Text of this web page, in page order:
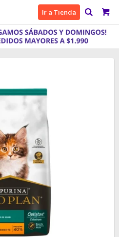
Ir a Tienda